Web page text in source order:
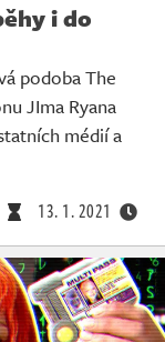
i do
podoba The
JIma Ryana
médií a
13. 1. 2021